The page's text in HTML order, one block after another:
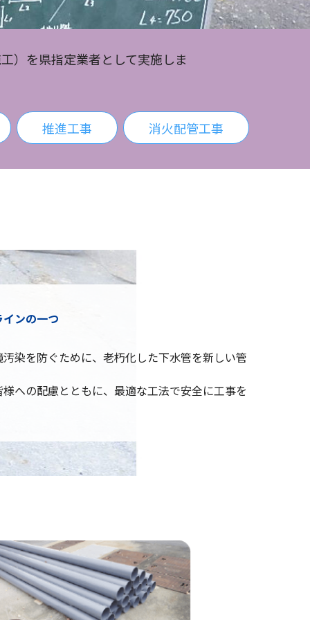
）を県指定業者として実施しま
推進工事 消火配管工事
ンの一つ
染を防ぐために、老朽化した下水管を新しい管
への配慮とともに、最適な工法で安全に工事を